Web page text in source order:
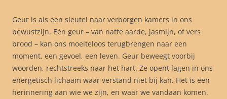
Geur is als een sleutel naar verborgen kamers in ons
bewustzijn. Eén geur – van natte aarde, jasmijn, of vers
brood – kan ons moeiteloos terugbrengen naar een
moment, een gevoel, een leven. Geur beweegt voorbij
woorden, rechtstreeks naar het hart. Ze opent lagen in ons
energetisch lichaam waar verstand niet bij kan. Het is een
herinnering aan wie we zijn, en waar we vandaan komen.